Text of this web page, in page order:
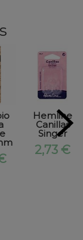
Hemline
Canillas
Singer
2,73 €